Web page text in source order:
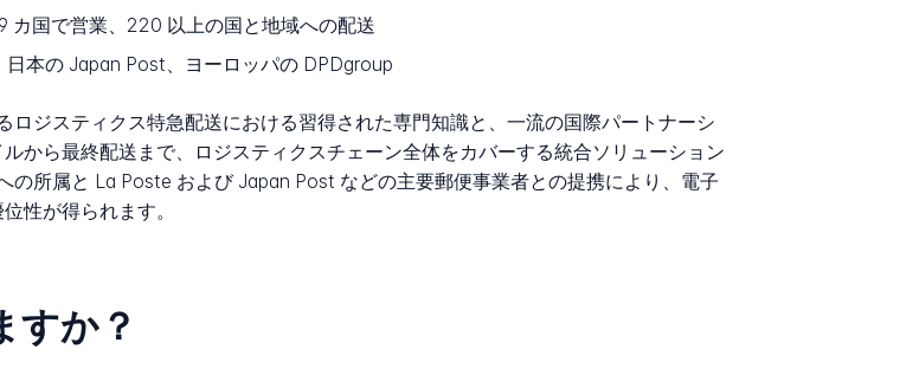
カ国で営業、220 以上の国と地域への配送
日本の Japan Post、ヨーロッパの DPDgroup
ジスティクス特急配送における習得された専門知識と、一流の国際パートナーシ
から最終配送まで、ロジスティクスチェーン全体をカバーする統合ソリューション
所属と La Poste および Japan Post などの主要郵便事業者との提携により、電子
性が得られます。
すか？